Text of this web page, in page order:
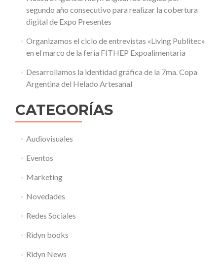
segundo año consecutivo para realizar la cobertura
digital de Expo Presentes
Organizamos el ciclo de entrevistas «Living Publitec»
en el marco de la feria FITHEP Expoalimentaria
Desarrollamos la identidad gráfica de la 7ma. Copa
Argentina del Helado Artesanal
CATEGORÍAS
Audiovisuales
Eventos
Marketing
Novedades
Redes Sociales
Ridyn books
Ridyn News